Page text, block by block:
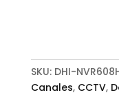
SKU: DHI-
Canales, CCTV,